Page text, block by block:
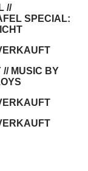
//
SPECIAL:
// MUSIC BY